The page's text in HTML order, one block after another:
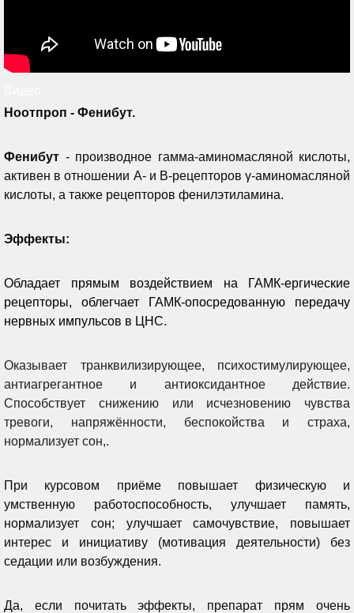
Ноотпроп - Фенибут.
Фенибут - производное гамма-аминомасляной кислоты,
активен в отношении A- и B-рецепторов γ-аминомасляной
кислоты, а также рецепторов фенилэтиламина.
Эффекты:
Обладает прямым воздействием на ГАМК-ергические
рецепторы, облегчает ГАМК-опосредованную передачу
нервных импульсов в ЦНС.
Оказывает транквилизирующее, психостимулирующее,
антиагрегантное и антиоксидантное действие.
Способствует снижению или исчезновению чувства
тревоги, напряжённости, беспокойства и страха,
нормализует сон,.
При курсовом приёме повышает физическую и
умственную работоспособность, улучшает память,
нормализует сон; улучшает самочувствие, повышает
интерес и инициативу (мотивация деятельности) без
седации или возбуждения.
Да, если почитать эффекты, препарат прям очень